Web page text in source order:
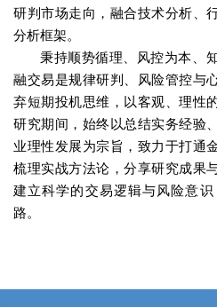
研判市场走向，融合技术分析、
分析框架。
秉持顺势循理、风控为本、
融交易是规律研判、风险管控与
弃短期投机思维，以客观、理性
研究期间，始终以总结实务经验
业理性发展为宗旨，致力于打通
梳理实战方法论，分享研究成果
建立科学的交易逻辑与风险意
路。